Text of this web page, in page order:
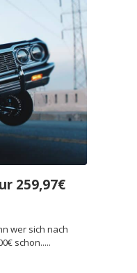
259,97€
wer sich nach
schon.....